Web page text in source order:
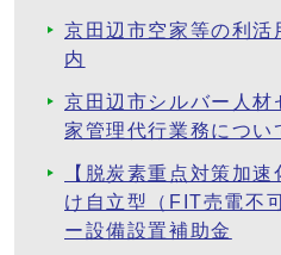
京田辺市空家等の利活
内
京田辺市シルバー人材
家管理代行業務につい
【脱炭素重点対策加
け自立型（FIT売電不
ー設備設置補助金